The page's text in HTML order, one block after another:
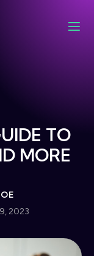
TO
MORE
2023